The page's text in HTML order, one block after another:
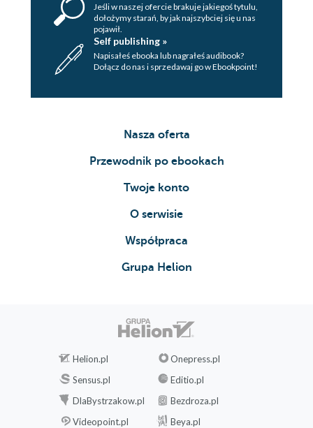
Jeśli w naszej ofercie brakuje jakiegoś tytulu,
dołożymy starań, by jak najszybciej się u nas
pojawił.
Self publishing »
Napisałeś ebooka lub nagrałeś audibook?
Dołącz do nas i sprzedawaj go w Ebookpoint!
Nasza oferta
Przewodnik po ebookach
Twoje konto
O serwisie
Współpraca
Grupa Helion
Helion.pl
Onepress.pl
Sensus.pl
Editio.pl
DlaBystrzakow.pl
Bezdroza.pl
Videopoint.pl
Beya.pl